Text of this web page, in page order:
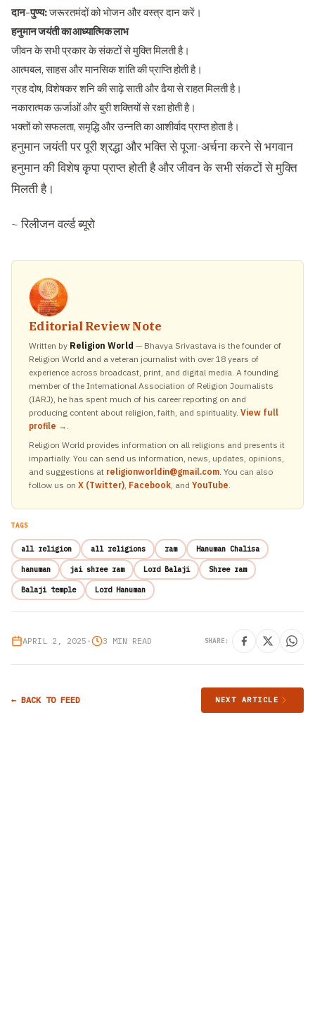
दान-पुण्य:जरूरतमंदों को भोजन और वस्त्र दान करें।
हनुमान जयंती का आध्यात्मिक लाभ
जीवन के सभी प्रकार के संकटों से मुक्ति मिलती है।
आत्मबल, साहस और मानसिक शांति की प्राप्ति होती है।
ग्रह दोष, विशेषकर शनि की साढ़े साती और ढैया से राहत मिलती है।
नकारात्मक ऊर्जाओं और बुरी शक्तियों से रक्षा होती है।
भक्तों को सफलता, समृद्धि और उन्नति का आशीर्वाद प्राप्त होता है।
हनुमान जयंती पर पूरी श्रद्धा और भक्ति से पूजा-अर्चना करने से भगवान
हनुमान की विशेष कृपा प्राप्त होती है और जीवन के सभी संकटों से मुक्ति
मिलती है।
~ रिलीजन वर्ल्ड ब्यूरो
Editorial Review Note
Written by Religion World — Bhavya Srivastava is the founder of
Religion World and a veteran journalist with over 18 years of
experience across broadcast, print, and digital media. A founding
member of the International Association of Religion Journalists
(IARJ), he has spent much of his career reporting on and
producing content about religion, faith, and spirituality. View full
profile → .
Religion World provides information on all religions and presents it
impartially. You can send us information, news, updates, opinions,
and suggestions at religionworldin@gmail.com. You can also
follow us on X (Twitter), Facebook, and YouTube.
TAGS
all religion all religions ram Hanuman Chalisa
hanuman jai shree ram Lord Balaji Shree ram
Balaji temple Lord Hanuman
APRIL 2, 2025 • 3 MIN READ SHARE:
← BACK TO FEED NEXT ARTICLE